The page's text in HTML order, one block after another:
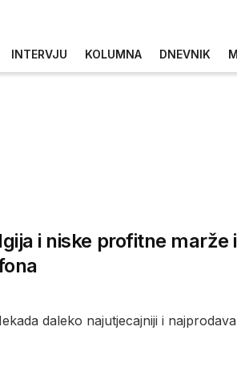
INTERVJU KOLUMNA DNEVNIK
i niske profitne
daleko najutjecajniji i